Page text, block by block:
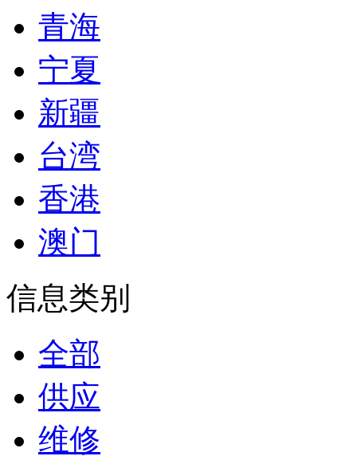
青海
宁夏
新疆
台湾
香港
澳门
信息类别
全部
供应
维修